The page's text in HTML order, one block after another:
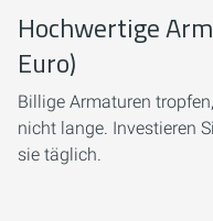
Hochwertige
Euro)
Billige Armaturen
nicht lange. Investieren
sie täglich.